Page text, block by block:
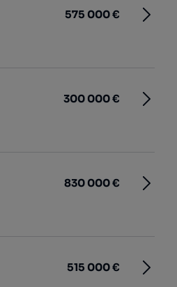
575 000 €
300 000 €
830 000 €
515 000 €